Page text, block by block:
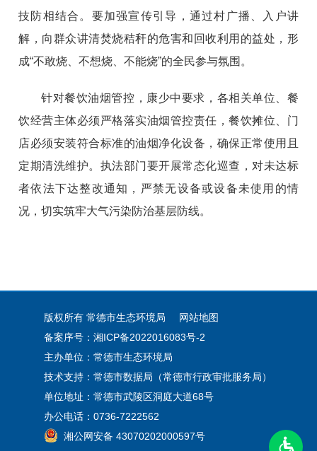
技防相结合。要加强宣传引导，通过村广播、入户讲
解，向群众讲清焚烧秸秆的危害和回收利用的益处，形
成“不敢烧、不想烧、不能烧”的全民参与氛围。
针对餐饮油烟管控，康少中要求，各相关单位、餐
饮经营主体必须严格落实油烟管控责任，餐饮摊位、门
店必须安装符合标准的油烟净化设备，确保正常使用且
定期清洗维护。执法部门要开展常态化巡查，对未达标
者依法下达整改通知，严禁无设备或设备未使用的情
况，切实筑牢大气污染防治基层防线。
版权所有 常德市生态环境局
网站地图
备案序号：湘ICP备2022016083号-2
主办单位：常德市生态环境局
技术支持：常德市数据局（常德市行政审批服务局）
单位地址：常德市武陵区洞庭大道68号
办公电话：0736-7222562
湘公网安备 43070202000597号